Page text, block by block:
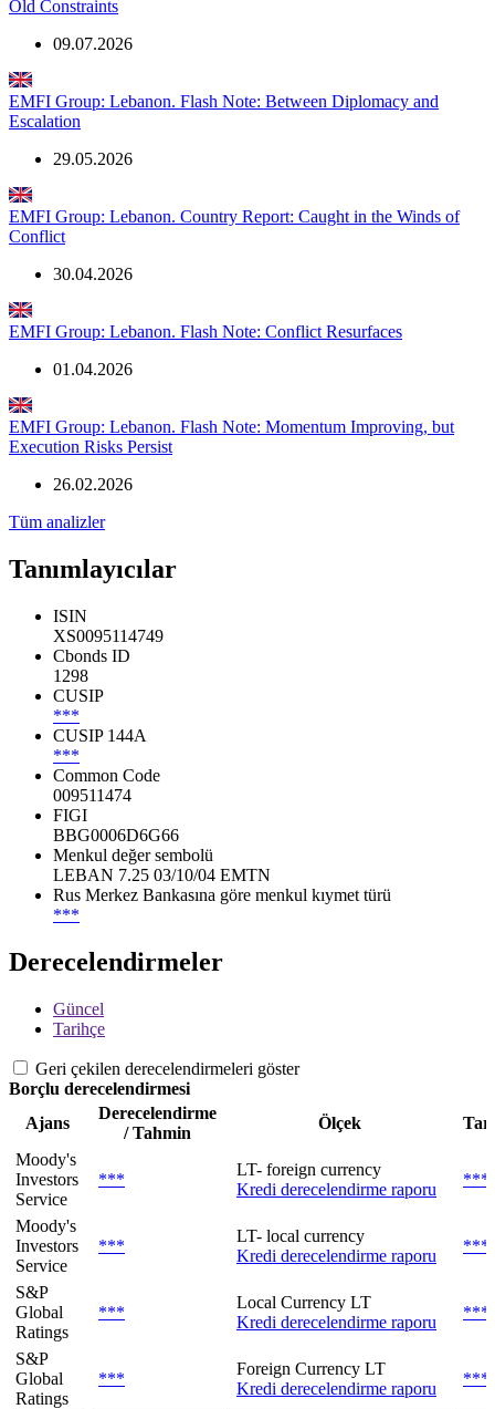
Old Constraints
09.07.2026
EMFI Group: Lebanon. Flash Note: Between Diplomacy and
Escalation
29.05.2026
EMFI Group: Lebanon. Country Report: Caught in the Winds of
Conflict
30.04.2026
EMFI Group: Lebanon. Flash Note: Conflict Resurfaces
01.04.2026
EMFI Group: Lebanon. Flash Note: Momentum Improving, but
Execution Risks Persist
26.02.2026
Tüm analizler
Tanımlayıcılar
ISIN
XS0095114749
Cbonds ID
1298
CUSIP
***
CUSIP 144A
***
Common Code
009511474
FIGI
BBG0006D6G66
Menkul değer sembolü
LEBAN 7.25 03/10/04 EMTN
Rus Merkez Bankasına göre menkul kıymet türü
***
Derecelendirmeler
Güncel
Tarihçe
Geri çekilen derecelendirmeleri göster
Borçlu derecelendirmesi
Ajans
Derecelendirme
/ Tahmin
Ölçek
Moody's
Investors
Service
***
LT- foreign currency
Kredi derecelendirme raporu
***
Moody's
Investors
Service
***
LT- local currency
Kredi derecelendirme raporu
***
S&P
Global
Ratings
***
Local Currency LT
Kredi derecelendirme raporu
***
S&P
Global
Ratings
***
Foreign Currency LT
Kredi derecelendirme raporu
***